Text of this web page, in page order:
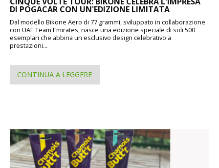
DI POGACAR CON UN'EDIZIONE LIMITATA
Dal modello Bikone Aero di 77 grammi, sviluppato in collaborazione
con UAE Team Emirates, nasce una edizione speciale di soli 500
esemplari che abbina un esclusivo design celebrativo a
prestazioni...
CONTINUA A LEGGERE